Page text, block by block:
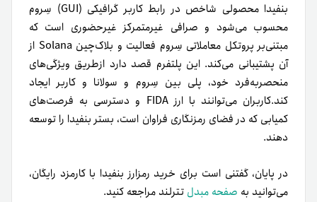
بنفیدا محصولی شاخص در رابط کاربر گرافیکی (GUI) سِروم
محسوب می‌شود و صرافی غیر‌متمرکز غیر‌حضوری است که
مبتنی‌بر پروتکل معاملاتی سِروم فعالیت و بلاک‌چین Solana از
آن پشتیبانی می‌کند. این پلتفرم قصد دارد از‌طریق ویژگی‌های
منحصر‌به‌فرد خود، پلی بین سِروم و سولانا و کاربر ایجاد
کند.کاربران می‌توانند با ارز FIDA و دسترسی به فرصت‌های
کمیابی که در فضای رمزنگاری فراوان است، بستر بنفیدا را توسعه
دهند.
در پایان، گفتنی است برای خرید رمزارز بنفیدا با کارمزد رایگان،
می‌توانید به صفحه مبدل تترلند مراجعه کنید.